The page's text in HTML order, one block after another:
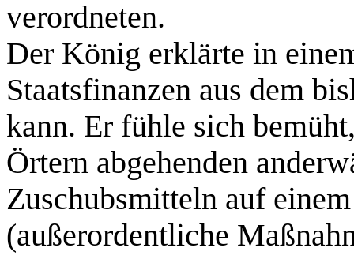
verordneten.
Der König erklärte in
Staatsfinanzen aus dem
kann. Er fühle sich
Örtern abgehenden
Zuschubsmitteln auf
(außerordentliche